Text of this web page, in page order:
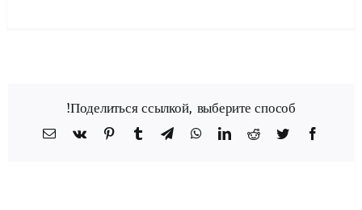
Поделиться ссылкой, выберите способ!
Facebook
Twitter
Reddit
LinkedIn
WhatsApp
Telegram
Tumblr
Pinterest
Vk
כתובת